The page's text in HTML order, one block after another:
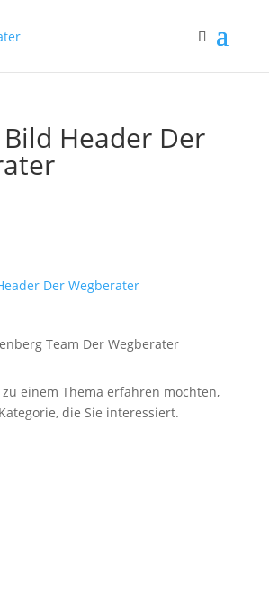
Header Der
einem Thema erfahren möchten,
die Sie interessiert.